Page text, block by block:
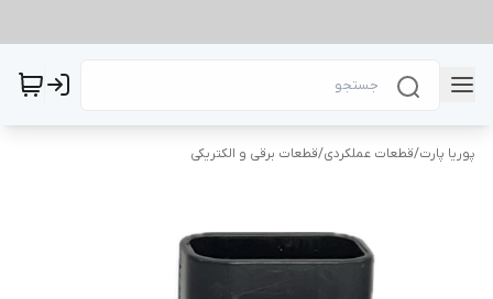
پوریا پارت/قطعات عملکردی/قطعات برقی و الکتریکی